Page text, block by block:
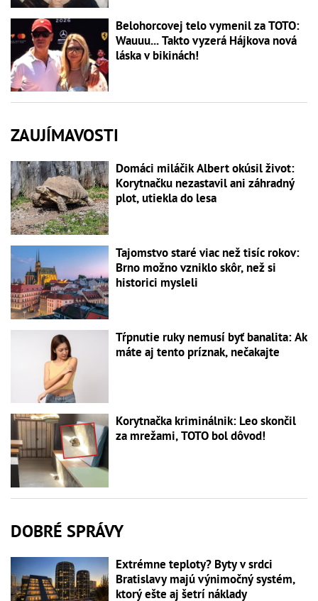
Belohorcovej telo vymenil za TOTO:
Wauuu... Takto vyzerá Hájkova nová
láska v bikinách!
ZAUJÍMAVOSTI
Domáci miláčik Albert okúsil život:
Korytnačku nezastavil ani záhradný
plot, utiekla do lesa
Tajomstvo staré viac než tisíc rokov:
Brno možno vzniklo skôr, než si
historici mysleli
Tŕpnutie ruky nemusí byť banalita: Ak
máte aj tento príznak, nečakajte
Korytnačka kriminálnik: Leo skončil
za mrežami, TOTO bol dôvod!
DOBRÉ SPRÁVY
Extrémne teploty? Byty v srdci
Bratislavy majú výnimočný systém,
ktorý ešte aj šetrí náklady